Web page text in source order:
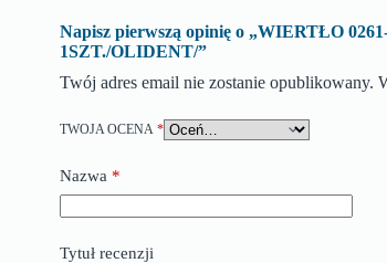
Napisz pierwszą opinię o „WIERTŁO
1SZT./OLIDENT/”
Twój adres email nie zostanie opublikowany.
TWOJA OCENA *
Nazwa *
Tytuł recenzji